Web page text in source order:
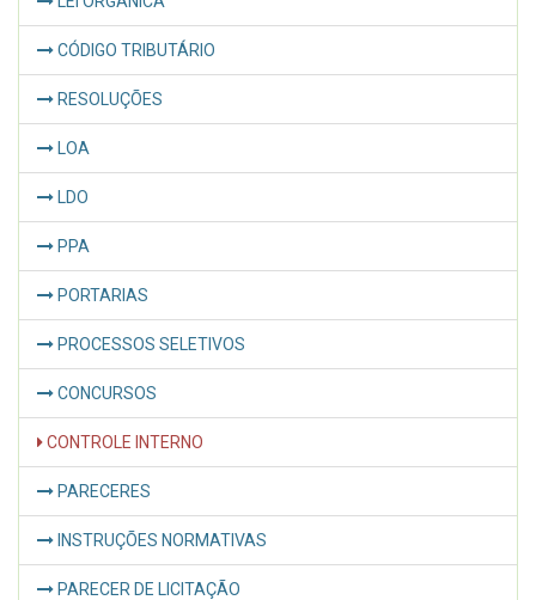
CÓDIGO TRIBUTÁRIO
RESOLUÇÕES
LOA
LDO
PPA
PORTARIAS
PROCESSOS SELETIVOS
CONCURSOS
CONTROLE INTERNO
PARECERES
INSTRUÇÕES NORMATIVAS
PARECER DE LICITAÇÃO